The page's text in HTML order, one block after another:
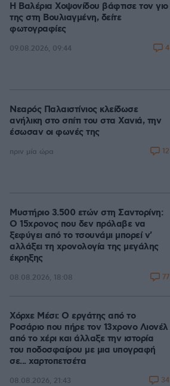
Η Βαλέρια Χοψονίδου βάφτισε τον γιο
της στη Βουλιαγμένη, δείτε
φωτογραφίες
09.08.2026, 09:44 4
Νεαρός Παλαιστίνιος κλείδωσε
ανήλικη στο σπίτι του στα Χανιά, την
έσωσαν οι φωνές της
πριν μία ώρα 12
Μυστήριο 3.500 ετών στη Σαντορίνη:
Ο 15χρονος που δεν πρόλαβε να
ξεφύγει από το τσουνάμι μπορεί ν'
αλλάξει τη χρονολογία της μεγάλης
έκρηξης
08.08.2026, 18:08 77
Χόρχε Μέσι: Ο εργάτης από το
Ροσάριο που πήρε τον 13χρονο Λιονέλ
από το χέρι και άλλαξε την ιστορία
του ποδοσφαίρου με μια υπογραφή
σε... χαρτοπετσέτα
08.08.2026, 21:43 34